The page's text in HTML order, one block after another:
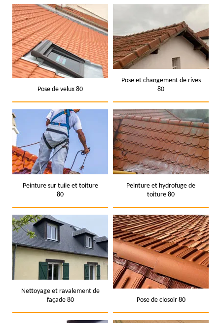
Pose de velux 80
Pose et changement de rives
80
Peinture sur tuile et toiture
80
Peinture et hydrofuge de
toiture 80
Nettoyage et ravalement de
façade 80
Pose de closoir 80